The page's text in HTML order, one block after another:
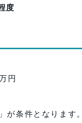
度
円
が条件となります。